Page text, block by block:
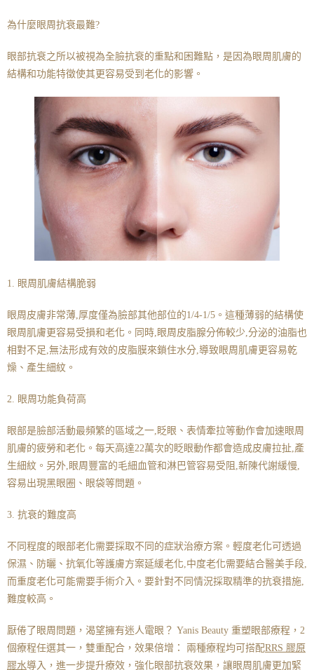
為什麼眼周抗衰最難?
眼部抗衰之所以被視為全臉抗衰的重點和困難點，是因為眼周肌膚的
結構和功能特徵使其更容易受到老化的影響。
1. 眼周肌膚結構脆弱
眼周皮膚非常薄,厚度僅為臉部其他部位的1/4-1/5。這種薄弱的結構使
眼周肌膚更容易受損和老化。同時,眼周皮脂腺分佈較少,分泌的油脂也
相對不足,無法形成有效的皮脂膜來鎖住水分,導致眼周肌膚更容易乾
燥、產生細紋。
2. 眼周功能負荷高
眼部是臉部活動最頻繁的區域之一,眨眼、表情牽拉等動作會加速眼周
肌膚的疲勞和老化。每天高達22萬次的眨眼動作都會造成皮膚拉扯,產
生細紋。另外,眼周豐富的毛細血管和淋巴管容易受阻,新陳代謝緩慢,
容易出現黑眼圈、眼袋等問題。
3. 抗衰的難度高
不同程度的眼部老化需要採取不同的症狀治療方案。輕度老化可透過
保濕、防曬、抗氧化等護膚方案延緩老化,中度老化需要結合醫美手段,
而重度老化可能需要手術介入。要針對不同情況採取精準的抗衰措施,
難度較高。
厭倦了眼周問題，渴望擁有迷人電眼？ Yanis Beauty 重塑眼部療程，2
個療程任選其一，雙重配合，效果倍增： 兩種療程均可搭配RRS 膠原
膠水導入，進一步提升療效，強化眼部抗衰效果，讓眼周肌膚更加緊